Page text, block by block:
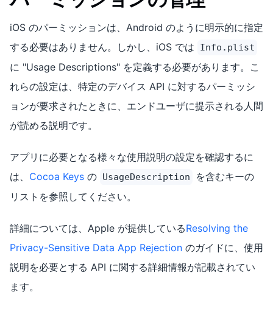
iOS のパーミッションは、Android のように明示的に指定
する必要はありません。しかし、iOS では
Info.plist
に "Usage Descriptions" を定義する必要があります。こ
れらの設定は、特定のデバイス API に対するパーミッシ
ョンが要求されたときに、エンドユーザに提示される人間
が読める説明です。
アプリに必要となる様々な使用説明の設定を確認するに
は、 Cocoa Keys の UsageDescription
を含むキーの
リストを参照してください。
詳細については、Apple が提供しているResolving the
Privacy-Sensitive Data App Rejection のガイドに、使用
説明を必要とする API に関する詳細情報が記載されてい
ます。